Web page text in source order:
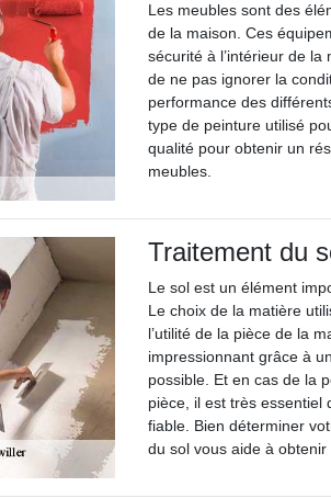
Les meubles sont des
de la maison. Ces
sécurité à l’intérieur de
de ne pas ignorer la
performance des
type de peinture utilisé
qualité pour obtenir un
meubles.
Traitement du
Le sol est un élément
Le choix de la matière
l’utilité de la pièce de la
impressionnant grâce à
possible. Et en cas de la
pièce, il est très essentiel
fiable. Bien déterminer
du sol vous aide à obtenir